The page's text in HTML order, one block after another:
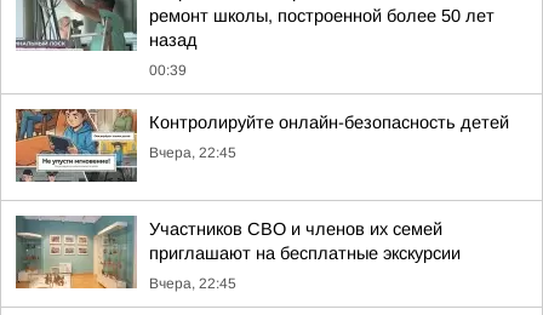
ремонт школы, построенной более 50 лет
назад
00:39
Контролируйте онлайн-безопасность детей
Вчера, 22:45
Участников СВО и членов их семей
приглашают на бесплатные экскурсии
Вчера, 22:45